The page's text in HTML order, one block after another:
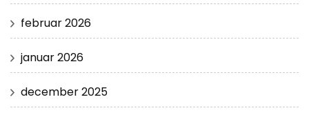
februar 2026
januar 2026
december 2025